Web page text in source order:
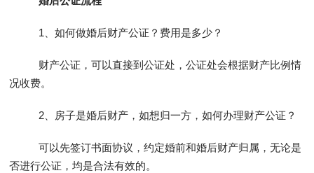
1、如何做婚后财产公证？费用是多少？
财产公证，可以直接到公证处，公证处会根据财产比例情
况收费。
2、房子是婚后财产，如想归一方，如何办理财产公证？
可以先签订书面协议，约定婚前和婚后财产归属，无论是
否进行公证，均是合法有效的。